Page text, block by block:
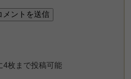
枚まで投稿可能